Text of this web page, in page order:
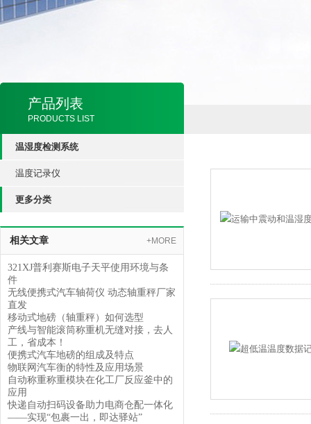
产品列表
PRODUCTS LIST
温湿度检测系统
温度记录仪
更多分类
相关文章 +MORE
321XJ普利赛斯电子天平使用环境与条
件
无线便携式汽车轴荷仪 动态轴重秤厂家
直发
移动式地磅（轴重秤）如何选型
产线与智能滚筒称重机无缝对接，去人
工，省成本！
便携式汽车地磅的组成及特点
物联网汽车衡的特性及应用场景
自动称重称重模块在化工厂反应釜中的
应用
快递自动扫码设备助力电商仓配一体化
——实现“包裹一出，即达驿站”